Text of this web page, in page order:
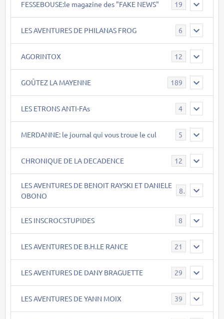
FESSEBOUSE:le magazine des "FAKE NEWS" 19
LES AVENTURES DE PHILANAS FROG 6
AGORINTOX 12
GOÛTEZ LA MAYENNE 189
LES ETRONS ANTI-FAs 4
MERDANNE: le journal qui vous troue le cul 5
CHRONIQUE DE LA DECADENCE 12
LES AVENTURES DE BENOIT RAYSKI ET DANIELE
OBONO
8
LES INSCROCSTUPIDES 8
LES AVENTURES DE B.H.LE RANCE 21
LES AVENTURES DE DANY BRAGUETTE 29
LES AVENTURES DE YANN MOIX 39